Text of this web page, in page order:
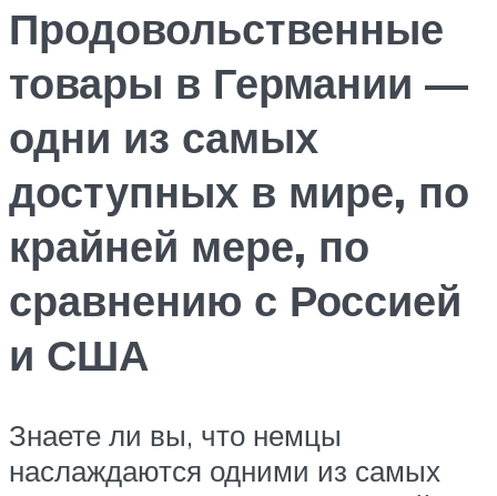
Продовольственные
товары в Германии —
одни из самых
доступных в мире, по
крайней мере, по
сравнению с Россией
и США
Знаете ли вы, что немцы
наслаждаются одними из самых